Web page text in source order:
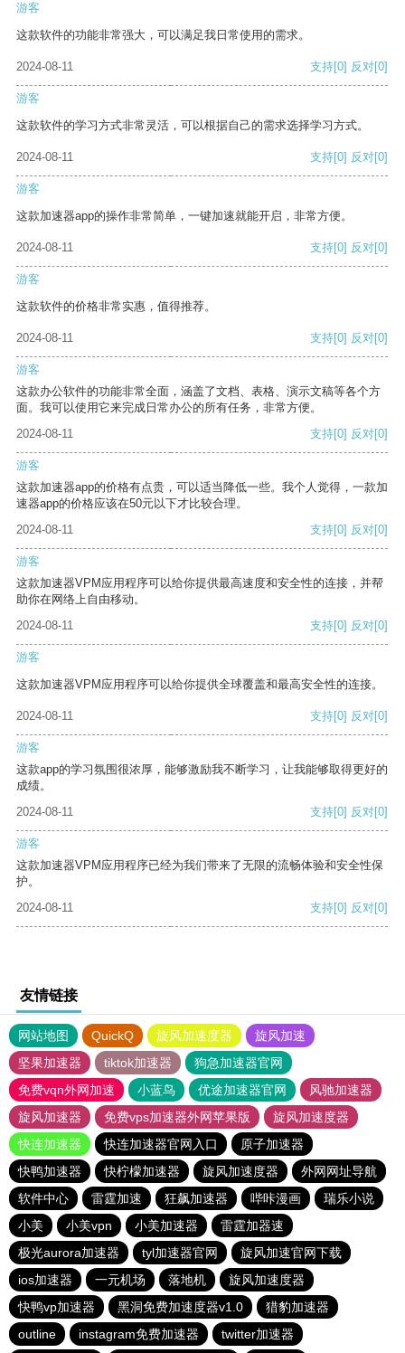
游客
这款软件的功能非常强大，可以满足我日常使用的需求。
2024-08-11 支持[0] 反对[0]
游客
这款软件的学习方式非常灵活，可以根据自己的需求选择学习方式。
2024-08-11 支持[0] 反对[0]
游客
这款加速器app的操作非常简单，一键加速就能开启，非常方便。
2024-08-11 支持[0] 反对[0]
游客
这款软件的价格非常实惠，值得推荐。
2024-08-11 支持[0] 反对[0]
游客
这款办公软件的功能非常全面，涵盖了文档、表格、演示文稿等各个方
面。我可以使用它来完成日常办公的所有任务，非常方便。
2024-08-11
支持[0] 反对[0]
游客
这款加速器app的价格有点贵，可以适当降低一些。我个人觉得，一款加
速器app的价格应该在50元以下才比较合理。
2024-08-11
支持[0] 反对[0]
游客
这款加速器VPM应用程序可以给你提供最高速度和安全性的连接，并帮
助你在网络上自由移动。
2024-08-11
支持[0] 反对[0]
游客
这款加速器VPM应用程序可以给你提供全球覆盖和最高安全性的连接。
2024-08-11 支持[0] 反对[0]
游客
这款app的学习氛围很浓厚，能够激励我不断学习，让我能够取得更好的
成绩。
2024-08-11
支持[0] 反对[0]
游客
这款加速器VPM应用程序已经为我们带来了无限的流畅体验和安全性保
护。
2024-08-11
支持[0] 反对[0]
友情链接
网站地图 QuickQ 旋风加速度器
旋风加速
坚果加速器
tiktok加速器
狗急加速器官网
免费vqn外网加速
小蓝鸟 优途加速器官网
风驰加速器
旋风加速器
免费vps加速器外网苹果版
旋风加速度器
快连加速器
快连加速器官网入口
原子加速器
快鸭加速器
快柠檬加速器 旋风加速度器
外网网址导航
软件中心
雷霆加速 狂飙加速器 哔咔漫画
瑞乐小说
小美
小美vpn 小美加速器
雷霆加器速
极光aurora加速器
tyl加速器官网
旋风加速官网下载
ios加速器
一元机场 落地机
旋风加速度器
快鸭vp加速器
黑洞免费加速度器v1.0
猎豹加速器
outline
instagram免费加速器 twitter加速器